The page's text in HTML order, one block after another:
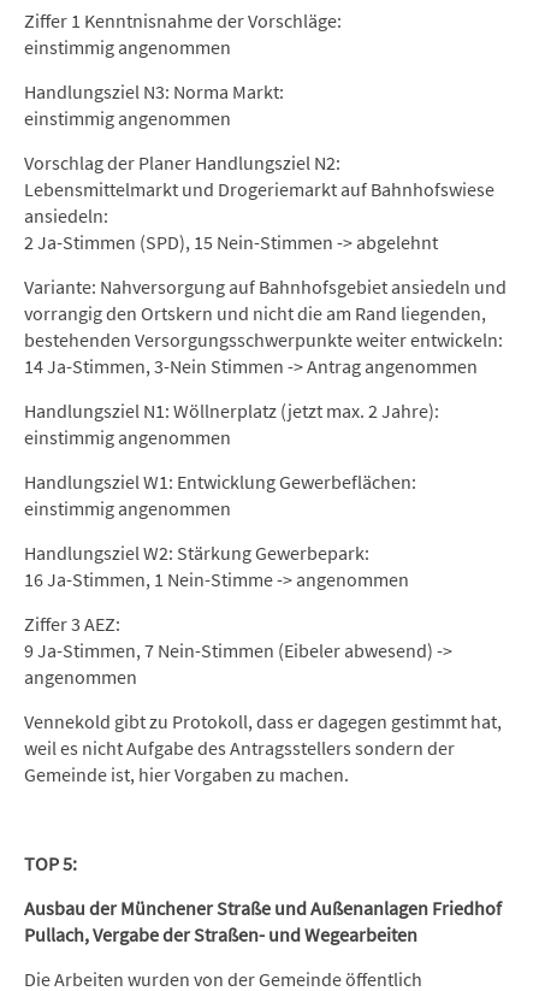
Ziffer 1 Kenntnisnahme der Vorschläge:
einstimmig angenommen
Handlungsziel N3: Norma Markt:
einstimmig angenommen
Vorschlag der Planer Handlungsziel N2:
Lebensmittelmarkt und Drogeriemarkt auf Bahnhofswiese
ansiedeln:
2 Ja-Stimmen (SPD), 15 Nein-Stimmen -> abgelehnt
Variante: Nahversorgung auf Bahnhofsgebiet ansiedeln und
vorrangig den Ortskern und nicht die am Rand liegenden,
bestehenden Versorgungsschwerpunkte weiter entwickeln:
14 Ja-Stimmen, 3-Nein Stimmen -> Antrag angenommen
Handlungsziel N1: Wöllnerplatz (jetzt max. 2 Jahre):
einstimmig angenommen
Handlungsziel W1: Entwicklung Gewerbeflächen:
einstimmig angenommen
Handlungsziel W2: Stärkung Gewerbepark:
16 Ja-Stimmen, 1 Nein-Stimme -> angenommen
Ziffer 3 AEZ:
9 Ja-Stimmen, 7 Nein-Stimmen (Eibeler abwesend) ->
angenommen
Vennekold gibt zu Protokoll, dass er dagegen gestimmt hat,
weil es nicht Aufgabe des Antragsstellers sondern der
Gemeinde ist, hier Vorgaben zu machen.
TOP 5:
Ausbau der Münchener Straße und Außenanlagen Friedhof
Pullach, Vergabe der Straßen- und Wegearbeiten
Die Arbeiten wurden von der Gemeinde öffentlich